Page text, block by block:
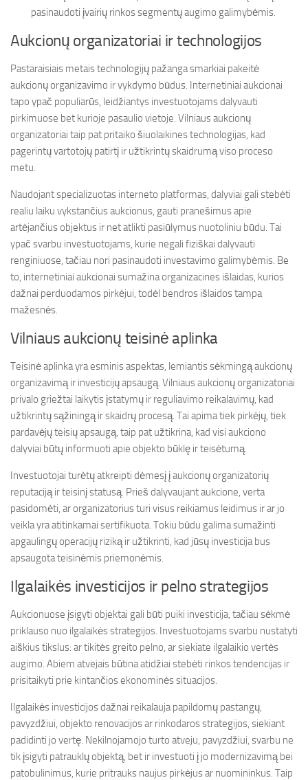
pasinaudoti įvairių rinkos segmentų augimo galimybėmis.
Aukcionų organizatoriai ir technologijos
Pastaraisiais metais technologijų pažanga smarkiai pakeitė
aukcionų organizavimo ir vykdymo būdus. Internetiniai aukcionai
tapo ypač populiarūs, leidžiantys investuotojams dalyvauti
pirkimuose bet kurioje pasaulio vietoje. Vilniaus aukcionų
organizatoriai taip pat pritaiko šiuolaikines technologijas, kad
pagerintų vartotojų patirtį ir užtikrintų skaidrumą viso proceso
metu.
Naudojant specializuotas interneto platformas, dalyviai gali stebėti
realiu laiku vykstančius aukcionus, gauti pranešimus apie
artėjančius objektus ir net atlikti pasiūlymus nuotoliniu būdu. Tai
ypač svarbu investuotojams, kurie negali fiziškai dalyvauti
renginiuose, tačiau nori pasinaudoti investavimo galimybėmis. Be
to, internetiniai aukcionai sumažina organizacines išlaidas, kurios
dažnai perduodamos pirkėjui, todėl bendros išlaidos tampa
mažesnės.
Vilniaus aukcionų teisinė aplinka
Teisinė aplinka yra esminis aspektas, lemiantis sėkmingą aukcionų
organizavimą ir investicijų apsaugą. Vilniaus aukcionų organizatoriai
privalo griežtai laikytis įstatymų ir reguliavimo reikalavimų, kad
užtikrintų sąžiningą ir skaidrų procesą. Tai apima tiek pirkėjų, tiek
pardavėjų teisių apsaugą, taip pat užtikrina, kad visi aukciono
dalyviai būtų informuoti apie objekto būklę ir teisėtumą.
Investuotojai turėtų atkreipti dėmesį į aukcionų organizatorių
reputaciją ir teisinį statusą. Prieš dalyvaujant aukcione, verta
pasidomėti, ar organizatorius turi visus reikiamus leidimus ir ar jo
veikla yra atitinkamai sertifikuota. Tokiu būdu galima sumažinti
apgaulingų operacijų riziką ir užtikrinti, kad jūsų investicija bus
apsaugota teisinėmis priemonėmis.
Ilgalaikės investicijos ir pelno strategijos
Aukcionuose įsigyti objektai gali būti puiki investicija, tačiau sėkmė
priklauso nuo ilgalaikės strategijos. Investuotojams svarbu nustatyti
aiškius tikslus: ar tikitės greito pelno, ar siekiate ilgalaikio vertės
augimo. Abiem atvejais būtina atidžiai stebėti rinkos tendencijas ir
prisitaikyti prie kintančios ekonominės situacijos.
Ilgalaikės investicijos dažnai reikalauja papildomų pastangų,
pavyzdžiui, objekto renovacijos ar rinkodaros strategijos, siekiant
padidinti jo vertę. Nekilnojamojo turto atveju, pavyzdžiui, svarbu ne
tik įsigyti patrauklų objektą, bet ir investuoti į jo modernizavimą bei
patobulinimus, kurie pritrauks naujus pirkėjus ar nuomininkus. Taip